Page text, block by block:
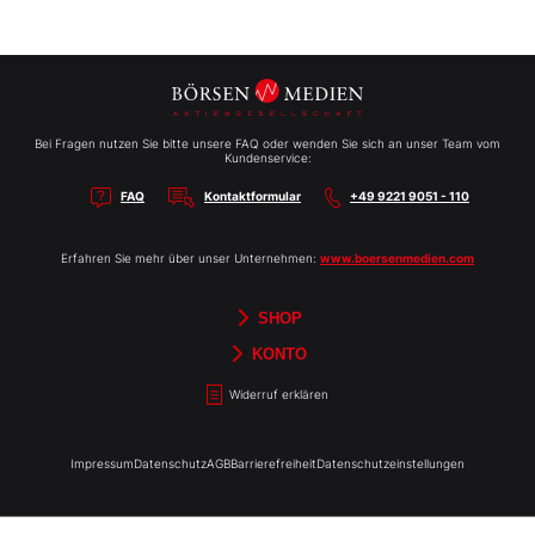
Bei Fragen nutzen Sie bitte unsere FAQ oder wenden Sie sich an unser Team vom
Kundenservice:
FAQ Kontaktformular +49 9221 9051 - 110
Erfahren Sie mehr über unser Unternehmen: www.boersenmedien.com
SHOP
Börsenbriefe
Aktien-Reports
HEBELTRADER
TradingDay
Newsletter
Merchandise
Gutscheine
KONTO
Widerruf erklären
ImpressumDatenschutzAGBBarrierefreiheitDatenschutzeinstellungen